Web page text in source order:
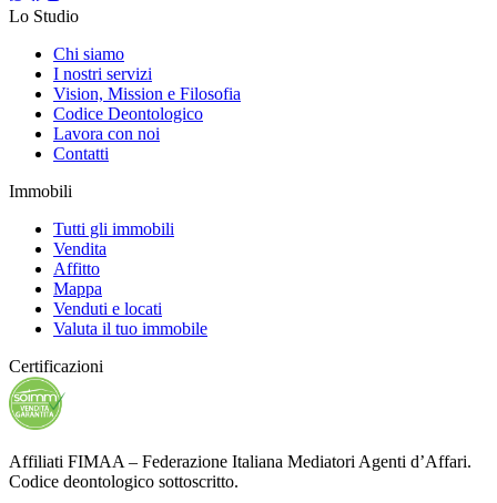
Lo Studio
Chi siamo
I nostri servizi
Vision, Mission e Filosofia
Codice Deontologico
Lavora con noi
Contatti
Immobili
Tutti gli immobili
Vendita
Affitto
Mappa
Venduti e locati
Valuta il tuo immobile
Certificazioni
Affiliati FIMAA – Federazione Italiana Mediatori Agenti d’Affari.
Codice deontologico sottoscritto.